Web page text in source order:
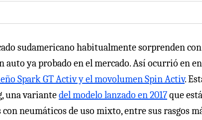
sudamericano habitualmente sorprenden
ya probado en el mercado. Así ocurrió en
Spark GT Activ y el movolumen Spin Activ.
una variantedel modelo lanzado en 2017que
con neumáticos de uso mixto, entre sus rasgos